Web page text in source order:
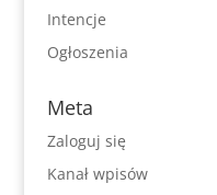
Intencje
Ogłoszenia
Meta
Zaloguj się
Kanał wpisów